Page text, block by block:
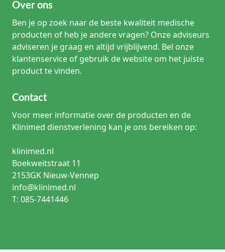
Over ons
Ben je op zoek naar de beste kwaliteit medische
producten of heb je andere vragen? Onze adviseurs
adviseren je graag en altijd vrijblijvend. Bel onze
klantenservice of gebruik de website om het juiste
product te vinden.
Contact
Voor meer informatie over de producten en de
Klinimed dienstverlening kan je ons bereiken op:
klinimed.nl
Boekweitstraat 11
2153GK Nieuw-Vennep
info@klinimed.nl
T: 085-7441446